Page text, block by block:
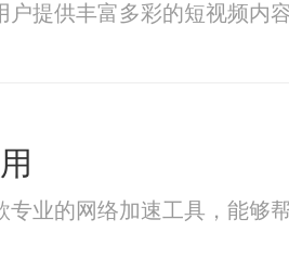
提供丰富多彩的短视频内
业的网络加速工具，能够